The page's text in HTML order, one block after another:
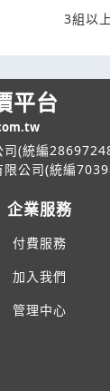
3組以上
平台
司(統編
限公司(統編
企業服務
付費服務
加入我們
管理中心